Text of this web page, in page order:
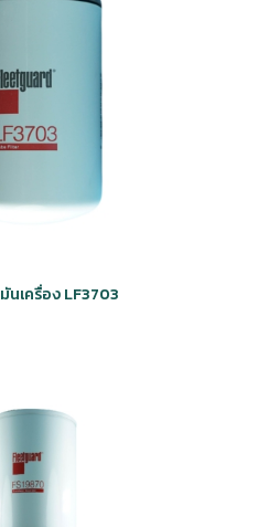
นเครื่อง LF3703